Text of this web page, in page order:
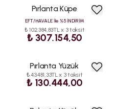
Pırlanta Küpe
EFT/HAVALE İle %5 İNDİRİM
₺ 102.384,83TL x 3 taksit
₺ 307.154,50
Pırlanta Yüzük
₺ 43.481,33TL x 3 taksit
₺ 130.444,00